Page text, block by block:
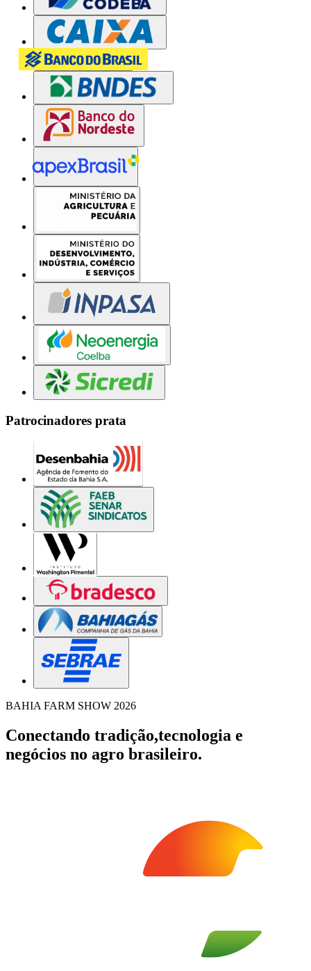
Patrocinadores prata
BAHIA FARM SHOW 2026
Conectando tradição,tecnologia e
negócios no agro brasileiro.